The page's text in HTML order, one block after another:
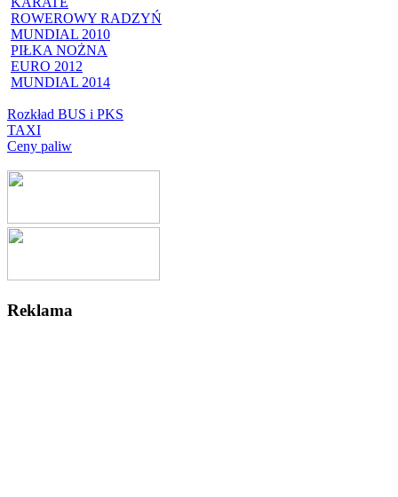
ROWEROWY RADZYŃ
MUNDIAL 2010
PIŁKA NOŻNA
EURO 2012
MUNDIAL 2014
Rozkład BUS i PKS
TAXI
Ceny paliw
Reklama